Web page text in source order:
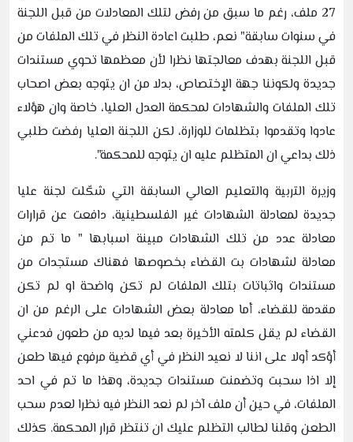
27 ملف، رغم ما سبق من رفض لتلك المعادلات من قبل اللجنة
في سنوات سابقة" نعم، طلبت اعادة النظر في تلك الملفات من
قبل اللجنة بهدف معالجتها نظرا لأن معظمها تحوي مستندات
جديدة ولكوننا جهة الإختصاص، بدلا من ان يتوجه بعض اصحاب
تلك الملفات والشهادات لمحكمة العدل العليا، خاصة وان هؤلاء
عادوا وتقدموا بتظلمات للوزارة، لكن اللجنة العليا رفضت طلبي
ذلك بداعي ان المتظلم عليه ان يتوجه للمحكمة".
وزيرة التربية والتعليم العالي السابقة التي شكّلت لجنة عليا
جديدة لمعادلة الشهادات غير الفلسطينية، دافعت عن قرارات
معادلة عدد من تلك الشهادات مبينة اسبابها " ما تم من
معادلة لشهادات بت القضاء بخصوصها فهناك مستجدات من
مستندات واثباتات بتلك الملفات لم تكن واضحة او لم تكن
مقدمة للقضاء، أما معادلة بعض الشهادات على الرغم من ان
القضاء لم يقل كلمته الأخيرة بعد فيما لديه من طعون فدعني
أؤكد أولا على اننا لا نعيد النظر في أي قضية مرفوع فيها طعن
إلا اذا سحبت وتضمنت مستندات جديدة، وهذا ما تم في احد
الملفات، في حين أن ملف آخر لم نعد النظر فيه نظرا لعدم سحب
الطعن وقلنا لطالب التظلم عليك ان تنتظر قرار المحكمة. كذلك